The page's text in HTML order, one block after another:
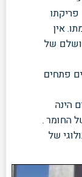
אין
של
פתחים
הבטון במשך 7 ימים הינה
החומר .
של